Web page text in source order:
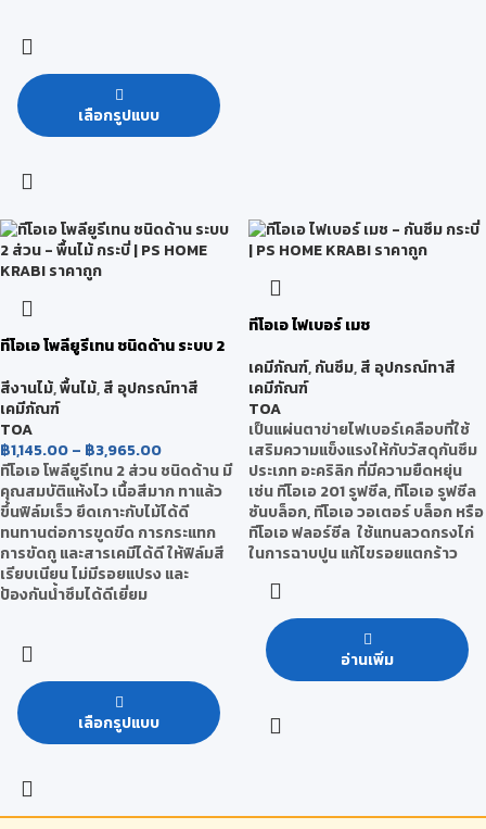
เลือกรูปแบบ
ทีโอเอ โพลียูรีเทน ชนิดด้าน ระบบ 2
สีงานไม้,พื้นไม้,สี อุปกรณ์ทาสี
เคมีภัณฑ์
TOA
฿1,145.00– ฿3,965.00
ทีโอเอ โพลียูรีเทน 2 ส่วน ชนิดด้าน มี
คุณสมบัติแห้งไว เนื้อสีมาก ทาแล้ว
ขึ้นฟิล์มเร็ว ยึดเกาะกับไม้ได้ดี
ทนทานต่อการขูดขีด การกระแทก
การขัดถู และสารเคมีได้ดี ให้ฟิล์มสี
เรียบเนียน ไม่มีรอยแปรง และ
ป้องกันน้ำซึมได้ดีเยี่ยม
เลือกรูปแบบ
ทีโอเอ ไฟเบอร์ เมช
เคมีภัณฑ์,กันซึม,สี อุปกรณ์ทาสี
เคมีภัณฑ์
TOA
เป็นแผ่นตาข่ายไฟเบอร์เคลือบที่ใช้
เสริมความแข็งแรงให้กับวัสดุกันซึม
ประเภท อะคริลิก ที่มีความยืดหยุ่น
เช่น ทีโอเอ 201 รูฟซีล, ทีโอเอ รูฟซีล
ซันบล็อก, ทีโอเอ วอเตอร์ บล็อก หรือ
ทีโอเอ ฟลอร์ซีล ใช้แทนลวดกรงไก่
ในการฉาบปูน แก้ไขรอยแตกร้าว
อ่านเพิ่ม